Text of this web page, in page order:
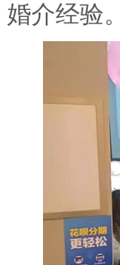
婚介经验